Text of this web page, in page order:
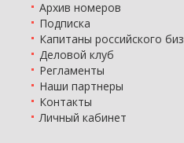
Архив номеров
Подписка
Капитаны российского
Деловой клуб
Регламенты
Наши партнеры
Контакты
Личный кабинет